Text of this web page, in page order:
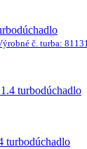
č. turba:
turbodúchadlo